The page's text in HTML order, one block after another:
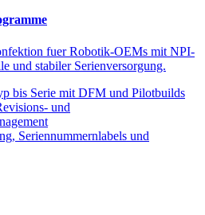
fuer Robotik-OEMs mit NPI-
und stabiler Serienversorgung.
bis Serie mit DFM und Pilotbuilds
und
Seriennummernlabels und